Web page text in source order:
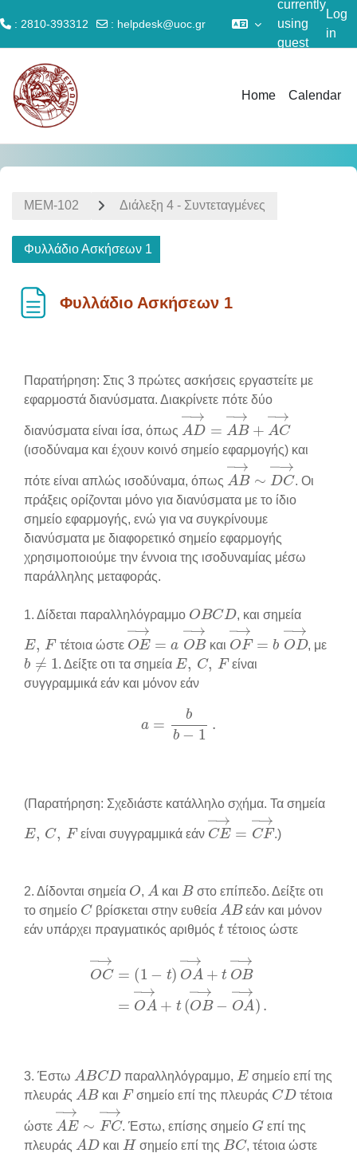
: 2810-393312 : helpdesk@uoc.gr
currently
using
guest
Log
in
Home Calendar
ΜΕΜ-102 Διάλεξη 4 - Συντεταγμένες
Φυλλάδιο Ασκήσεων 1
Φυλλάδιο Ασκήσεων 1
Παρατήρηση: Στις 3 πρώτες ασκήσεις εργαστείτε με
εφαρμοστά διανύσματα. Διακρίνετε πότε δύο
διανύσματα είναι ίσα, όπως
AD→ =AB→ +AC
(ισοδύναμα και έχουν κοινό σημείο εφαρμογής) και
πότε είναι απλώς ισοδύναμα, όπως
AB→ ∼DC →
. Οι
πράξεις ορίζονται μόνο για διανύσματα με το ίδιο
σημείο εφαρμογής, ενώ για να συγκρίνουμε
διανύσματα με διαφορετικό σημείο εφαρμογής
χρησιμοποιούμε την έννοια της ισοδυναμίας μέσω
παράλληλης μεταφοράς.
1. Δίδεται παραλληλόγραμμο
O ΒCD
, και σημεία
E, F
τέτοια ώστε
OE→ OB→
και
OF→ =b OD→
, με
b ≠ 1
. Δείξτε οτι τα σημεία
E, C,F
είναι
συγγραμμικά εάν και μόνον εάν
−
(Παρατήρηση: Σχεδιάστε κατάλληλο σχήμα. Τα σημεία
E, C,F
είναι συγγραμμικά εάν
CE→ =CF→
.)
2. Δίδονται σημεία
O
,
A
και
B
στο επίπεδο. Δείξτε οτι
το σημείο
C
βρίσκεται στην ευθεία
A B
εάν και μόνον
εάν υπάρχει πραγματικός αριθμός
t
τέτοιος ώστε
=
→ → →
3. Έστω
A BCD
παραλληλόγραμμο,
Ε
σημείο επί της
πλευράς
A B
και
F
σημείο επί της πλευράς
CD
τέτοια
ώστε
AE→ ∼FC →
. Έστω, επίσης σημείο
G
επί της
πλευράς
A D
και
H
σημείο επί της
BC
, τέτοια ώστε